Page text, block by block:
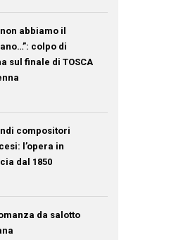
non abbiamo il
colpo di
sul finale di TOSCA
compositori
l’opera in
dal 1850
da salotto